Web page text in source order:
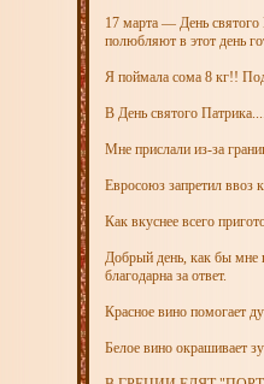
17 марта — День святого
полюбляют в этот день
Я поймала сома 8 кг!!
В День святого
Мне прислали из-за
Евросоюз запретил ввоз
Как вкуснее всего
Добрый день, как бы мне
благодарна за ответ.
Красное вино помогает
Белое вино окрашивает